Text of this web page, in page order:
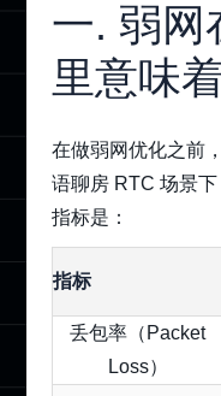
一. 弱网
里意味
在做弱网优化之前
语聊房 RTC 场景
指标是：
指标
丢包率（Packet
Loss）